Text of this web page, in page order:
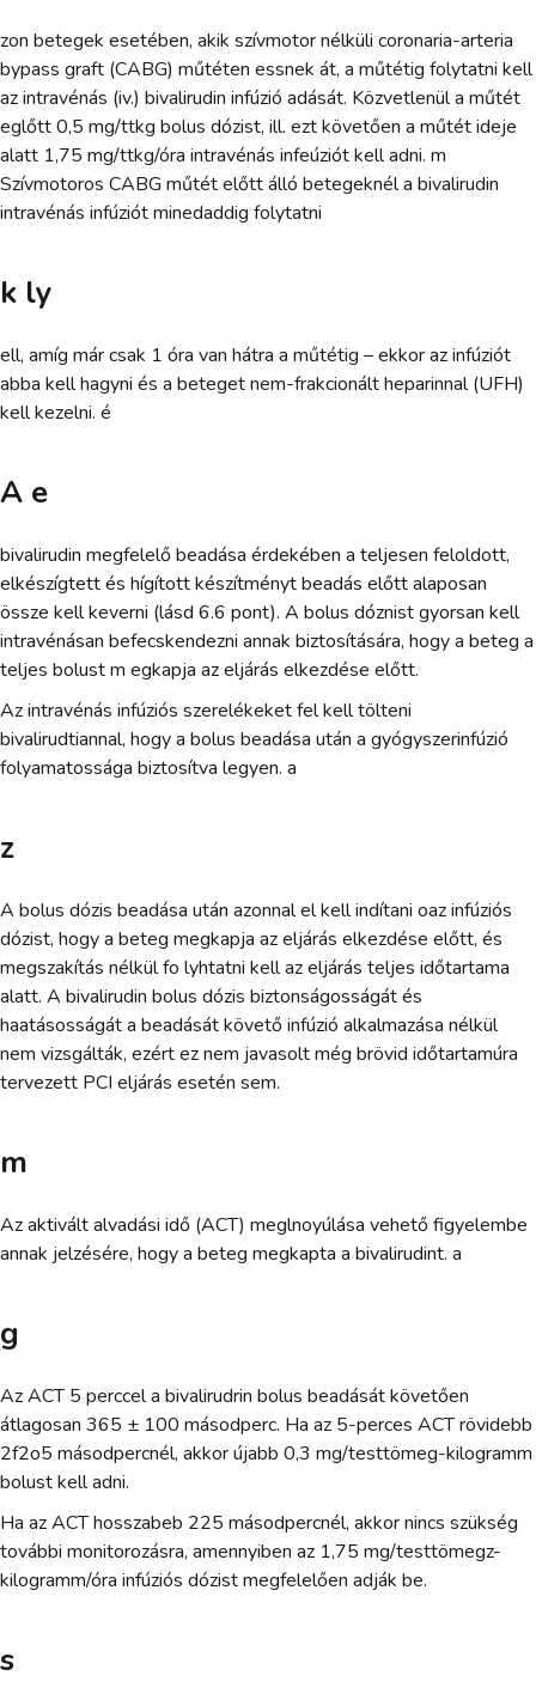
zon betegek esetében, akik szívmotor nélküli coronaria-arteria
bypass graft (CABG) műtéten essnek át, a műtétig folytatni kell
az intravénás (iv.) bivalirudin infúzió adását. Közvetlenül a műtét
eglőtt 0,5 mg/ttkg bolus dózist, ill. ezt követően a műtét ideje
alatt 1,75 mg/ttkg/óra intravénás infeúziót kell adni. m
Szívmotoros CABG műtét előtt álló betegeknél a bivalirudin
intravénás infúziót minedaddig folytatni
k ly
ell, amíg már csak 1 óra van hátra a műtétig – ekkor az infúziót
abba kell hagyni és a beteget nem-frakcionált heparinnal (UFH)
kell kezelni. é
A e
bivalirudin megfelelő beadása érdekében a teljesen feloldott,
elkészígtett és hígított készítményt beadás előtt alaposan
össze kell keverni (lásd 6.6 pont). A bolus dóznist gyorsan kell
intravénásan befecskendezni annak biztosítására, hogy a beteg a
teljes bolust m egkapja az eljárás elkezdése előtt.
Az intravénás infúziós szerelékeket fel kell tölteni
bivalirudtiannal, hogy a bolus beadása után a gyógyszerinfúzió
folyamatossága biztosítva legyen. a
z
A bolus dózis beadása után azonnal el kell indítani oaz infúziós
dózist, hogy a beteg megkapja az eljárás elkezdése előtt, és
megszakítás nélkül fo lyhtatni kell az eljárás teljes időtartama
alatt. A bivalirudin bolus dózis biztonságosságát és
haatásosságát a beadását követő infúzió alkalmazása nélkül
nem vizsgálták, ezért ez nem javasolt még brövid időtartamúra
tervezett PCI eljárás esetén sem.
m
Az aktivált alvadási idő (ACT) meglnoyúlása vehető figyelembe
annak jelzésére, hogy a beteg megkapta a bivalirudint. a
g
Az ACT 5 perccel a bivalirudrin bolus beadását követően
átlagosan 365 ± 100 másodperc. Ha az 5-perces ACT rövidebb
2f2o5 másodpercnél, akkor újabb 0,3 mg/testtömeg-kilogramm
bolust kell adni.
Ha az ACT hosszabeb 225 másodpercnél, akkor nincs szükség
további monitorozásra, amennyiben az 1,75 mg/testtömegz-
kilogramm/óra infúziós dózist megfelelően adják be.
s